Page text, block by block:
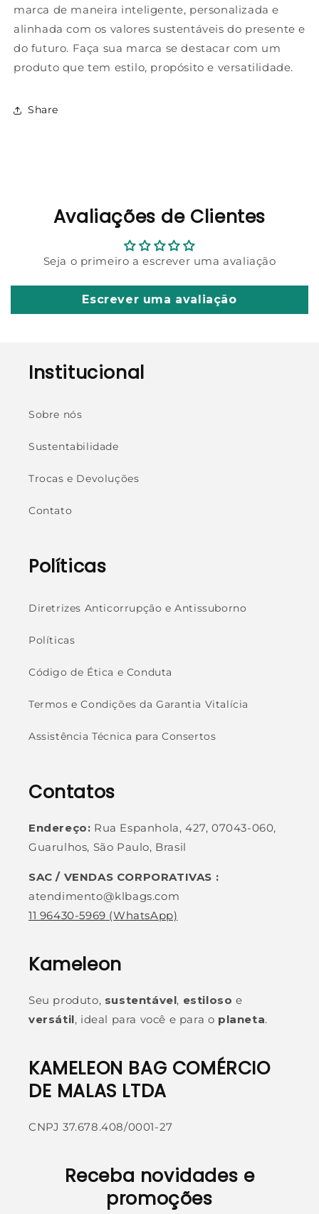
marca de maneira inteligente, personalizada e
alinhada com os valores sustentáveis do presente e
do futuro. Faça sua marca se destacar com um
produto que tem estilo, propósito e versatilidade.
Share
Avaliações de Clientes
Seja o primeiro a escrever uma avaliação
Escrever uma avaliação
Institucional
Sobre nós
Sustentabilidade
Trocas e Devoluções
Contato
Políticas
Diretrizes Anticorrupção e Antissuborno
Políticas
Código de Ética e Conduta
Termos e Condições da Garantia Vitalícia
Assistência Técnica para Consertos
Contatos
Endereço: Rua Espanhola, 427, 07043-060,
Guarulhos, São Paulo, Brasil
SAC / VENDAS CORPORATIVAS :
atendimento@klbags.com
11 96430-5969 (WhatsApp)
Kameleon
Seu produto, sustentável, estiloso e
versátil, ideal para você e para o planeta.
KAMELEON BAG COMÉRCIO
DE MALAS LTDA
CNPJ 37.678.408/0001-27
Receba novidades e
promoções